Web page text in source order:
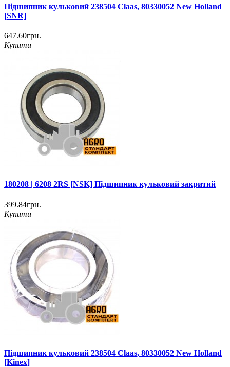
Підшипник кульковий 238504 Claas, 80330052 New Holland
[SNR]
647.60грн.
Купити
180208 | 6208 2RS [NSK] Підшипник кульковий закритий
399.84грн.
Купити
Підшипник кульковий 238504 Claas, 80330052 New Holland
[Kinex]